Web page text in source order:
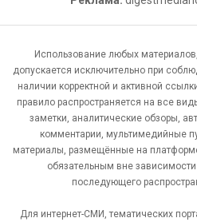
Использование любых
допускается исключительно при
наличии корректной и активной
правило распространяется на все
заметки, аналитические обзоры,
комментарии, мультимедийные
материалы, размещённые на
обязательным вне
последующего
Для интернет-СМИ, тематических